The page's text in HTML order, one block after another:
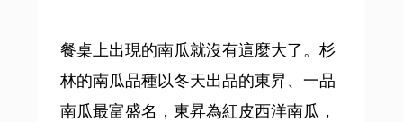
餐桌上出現的南瓜就沒有這麼大了。杉
林的南瓜品種以冬天出品的東昇、一品
南瓜最富盛名，東昇為紅皮西洋南瓜，